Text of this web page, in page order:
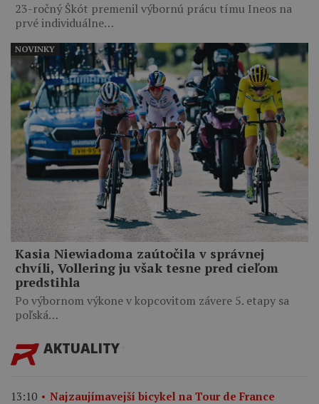
23-ročný Škót premenil výbornú prácu tímu Ineos na
prvé individuálne…
Kasia Niewiadoma zaútočila v správnej
chvíli, Vollering ju však tesne pred cieľom
predstihla
Po výbornom výkone v kopcovitom závere 5. etapy sa
poľská…
NOVINKY
AKTUALITY
13:10
Najzaujímavejší bicykel na Tour de France